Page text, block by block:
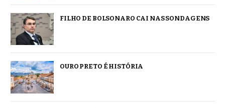
FILHO DE BOLSONARO CAI NAS SONDAGENS
OURO PRETO É HISTÓRIA